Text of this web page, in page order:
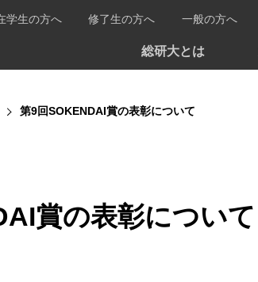
総研大とは
学生の方へ 修了生の方へ 一般の方へ
第9回SOKENDAI賞の表彰について
賞の表彰について